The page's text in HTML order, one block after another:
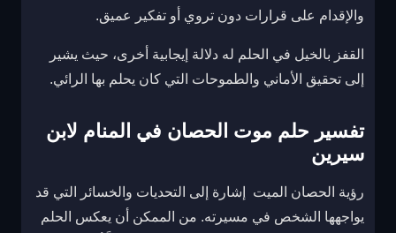
والإقدام على قرارات دون تروي أو تفكير عميق.
القفز بالخيل في الحلم له دلالة إيجابية أخرى، حيث يشير
إلى تحقيق الأماني والطموحات التي كان يحلم بها الرائي.
تفسير حلم موت الحصان في المنام لابن
سيرين
رؤية الحصان الميت إشارة إلى التحديات والخسائر التي قد
يواجهها الشخص في مسيرته. من الممكن أن يعكس الحلم